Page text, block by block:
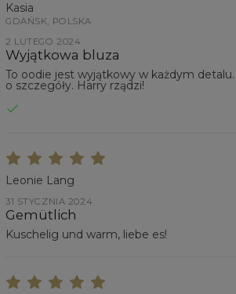
Kasia
GDAŃSK, POLSKA
2 LUTEGO 2024
Wyjątkowa bluza
To oodie jest wyjątkowy w każdym detalu.
o szczegóły. Harry rządzi!
Leonie Lang
31 STYCZNIA 2024
Gemütlich
Kuschelig und warm, liebe es!